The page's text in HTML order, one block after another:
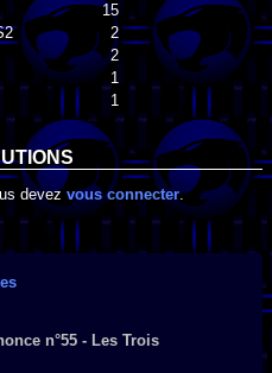
15
2
2
1
1
devez vous connecter.
n°55 - Les Trois